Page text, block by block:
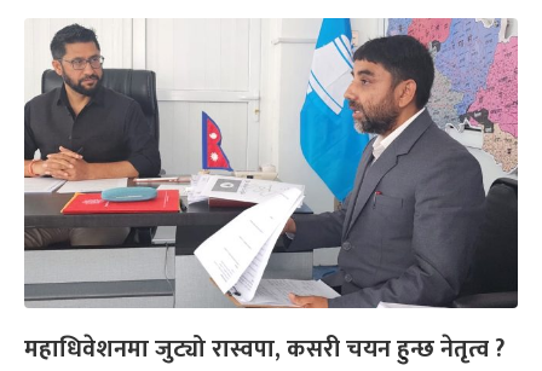
महाधिवेशनमा जुट्यो रास्वपा, कसरी चयन हुन्छ नेतृत्व ?